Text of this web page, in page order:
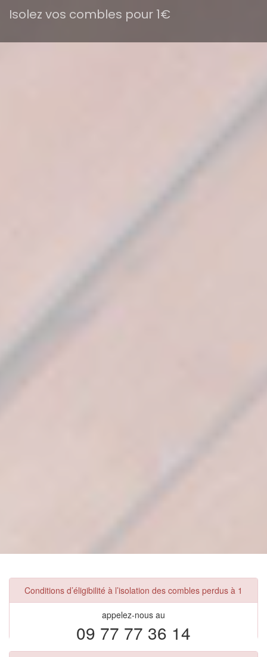
Isolez vos combles pour 1€
Conditions d’éligibilité à l’isolation des combles perdus à 1
appelez-nous au
09 77 77 36 14